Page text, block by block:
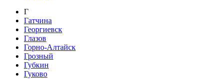
Г
Гатчина
Георгиевск
Глазов
Горно-Алтайск
Грозный
Губкин
Гуково